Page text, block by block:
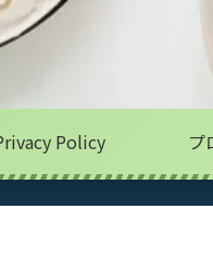
Policy プ